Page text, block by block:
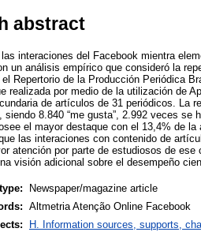
abstract
las interaciones del Facebook mientra
un análisis empírico que consideró la
Repertorio de la Producción Periódica
realizada por medio de la utilización de
de artículos de 31 periódicos. La
siendo 8.840 “me gusta”, 2.992 veces
el mayor destaque con el 13,4% de
las interaciones con contenido de
atención por parte de estudiosos de
visión adicional sobre el desempeño
Newspaper/magazine article
Altmetria Atenção Online Facebook
H. Information sources, supports,